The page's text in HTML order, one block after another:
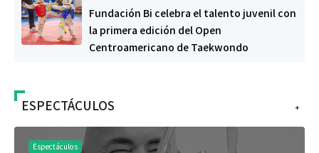
Fundación Bi celebra el talento juvenil con
la primera edición del Open
Centroamericano de Taekwondo
+
ESPECTÁCULOS
Espectáculos